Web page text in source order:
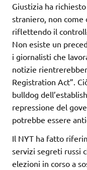
Giustizia ha
straniero, non come
riflettendo il
Non esiste un
i giornalisti che
notizie
Registration Act”.
bulldog
repressione del
potrebbe essere
Il NYT ha fatto
servizi segreti russi
elezioni in corso a